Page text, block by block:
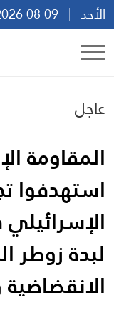
الأحد
عاجل
المقاومة
استهدفوا
لبدة زوطر